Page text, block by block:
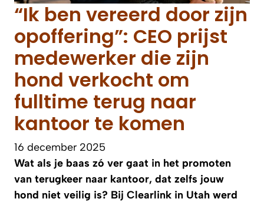
“Ik ben vereerd door zijn
opoffering”: CEO prijst
medewerker die zijn
hond verkocht om
fulltime terug naar
kantoor te komen
16 december 2025
Wat als je baas zó ver gaat in het promoten
van terugkeer naar kantoor, dat zelfs jouw
hond niet veilig is? Bij Clearlink in Utah werd